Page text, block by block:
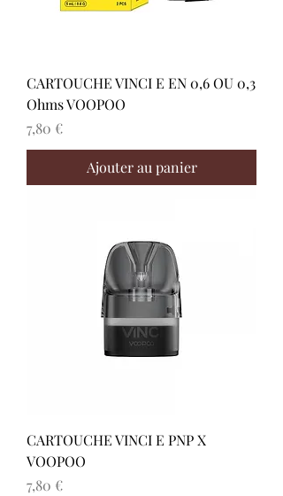
CARTOUCHE VINCI E EN 0,6 OU 0,3
Ohms VOOPOO
Prix
7,80 €
Ajouter au panier
CARTOUCHE VINCI E PNP X
VOOPOO
Prix
7,80 €